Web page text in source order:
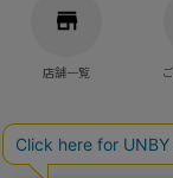
店舗一覧